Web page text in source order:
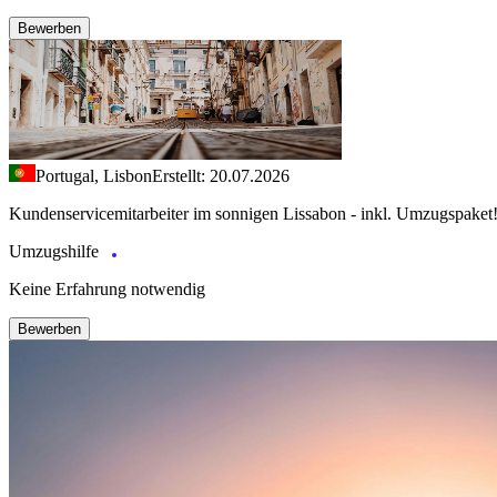
Bewerben
Portugal, LisbonErstellt: 20.07.2026
Kundenservicemitarbeiter im sonnigen Lissabon - inkl. Umzugspaket!
Umzugshilfe
Keine Erfahrung notwendig
Bewerben